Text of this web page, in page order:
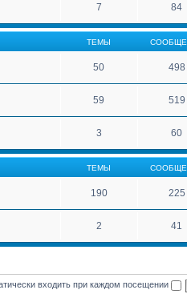
7 84
ТЕМЫ
50 498
59 519
3 60
ТЕМЫ
190 225
2 41
входить при каждом посещении